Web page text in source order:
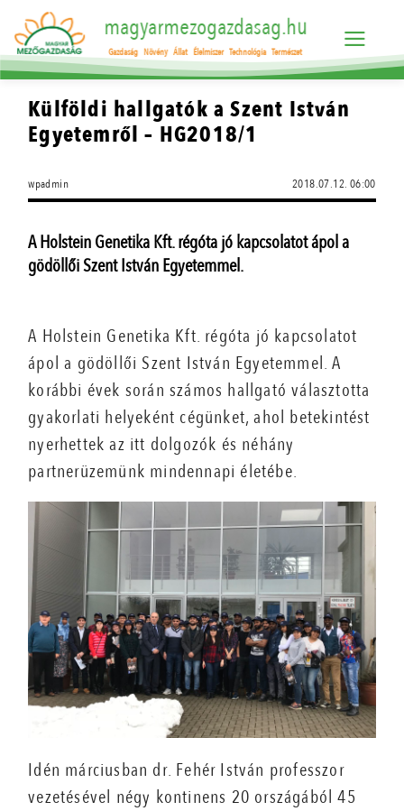
magyarmezogazdasag.hu
Gazdaság Növény Állat Élelmiszer Technológia Természet
Külföldi hallgatók a Szent István
Egyetemről – HG2018/1
wpadmin 2018.07.12. 06:00
A Holstein Genetika Kft. régóta jó kapcsolatot ápol a
gödöllői Szent István Egyetemmel.
A Holstein Genetika Kft. régóta jó kapcsolatot
ápol a gödöllői Szent István Egyetemmel. A
korábbi évek során számos hallgató választotta
gyakorlati helyeként cégünket, ahol betekintést
nyerhettek az itt dolgozók és néhány
partnerüzemünk mindennapi életébe.
Idén márciusban dr. Fehér István professzor
vezetésével négy kontinens 20 országából 45